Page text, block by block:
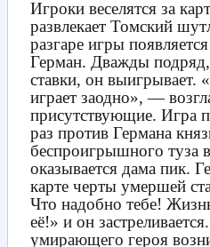
Игроки веселятся за
развлекает Томский
разгаре игры
Герман. Дважды
ставки, он выигрывает.
играет заодно», —
присутствующие. Игра
раз против Германа
беспроигрышного туза
оказывается дама пик.
карте черты умершей
Что надобно тебе!
её!» и он
умирающего героя